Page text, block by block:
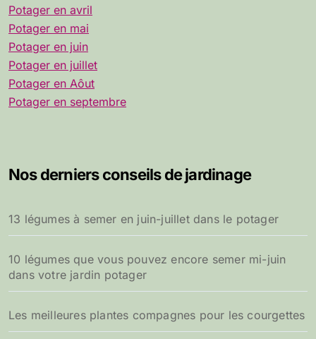
Potager en avril
Potager en mai
Potager en juin
Potager en juillet
Potager en Aôut
Potager en septembre
Nos derniers conseils de jardinage
13 légumes à semer en juin-juillet dans le potager
10 légumes que vous pouvez encore semer mi-juin
dans votre jardin potager
Les meilleures plantes compagnes pour les courgettes